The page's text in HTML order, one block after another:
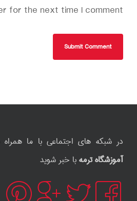
for the next time I comment.
در شبکه های اجتماعی با ما همراه
آموزشگاه ترمهبا خبر شوید